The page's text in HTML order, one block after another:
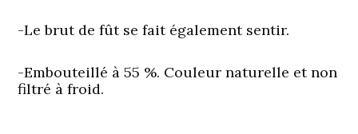
-Le brut de fût se fait également sentir.
-Embouteillé à 55 %. Couleur naturelle et non
filtré à froid.